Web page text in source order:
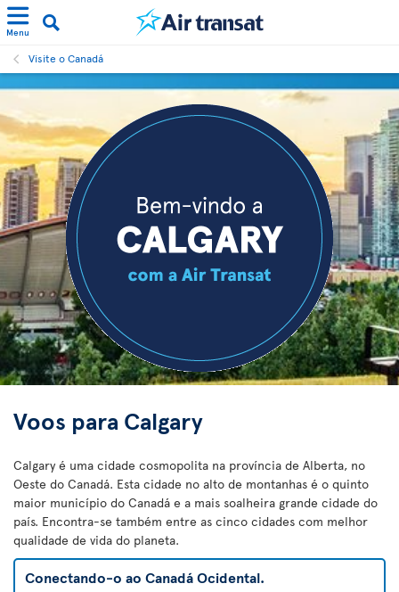
Menu
Visite o Canadá
Voos para Calgary
Calgary é uma cidade cosmopolita na província de Alberta, no
Oeste do Canadá. Esta cidade no alto de montanhas é o quinto
maior município do Canadá e a mais soalheira grande cidade do
país. Encontra-se também entre as cinco cidades com melhor
qualidade de vida do planeta.
Conectando-o ao Canadá Ocidental.